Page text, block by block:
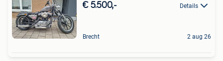
€ 5.500,- Details
Brecht 2 aug 26